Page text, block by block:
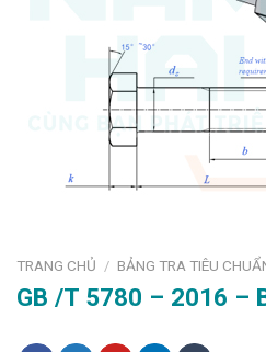
TRANG CHỦ / BẢNG TRA TIÊU
GB /T 5780 – 2016 –